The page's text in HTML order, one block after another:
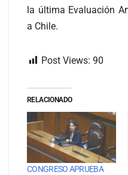
la última Evaluación
a Chile.
Post Views: 90
RELACIONADO
CONGRESO APRUEBA